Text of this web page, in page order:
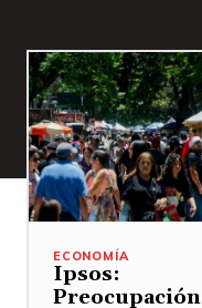
ECONOMÍA
Ipsos:
Preocupación